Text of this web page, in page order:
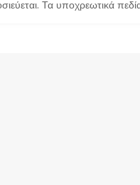
Τα υποχρεωτικά